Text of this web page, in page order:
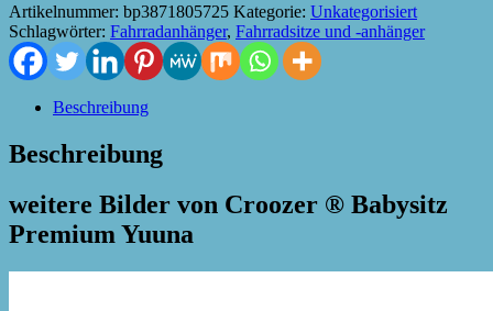
Artikelnummer: bp3871805725 Kategorie: Unkategorisiert
Schlagwörter: Fahrradanhänger, Fahrradsitze und -anhänger
Beschreibung
Beschreibung
weitere Bilder von Croozer ® Babysitz
Premium Yuuna